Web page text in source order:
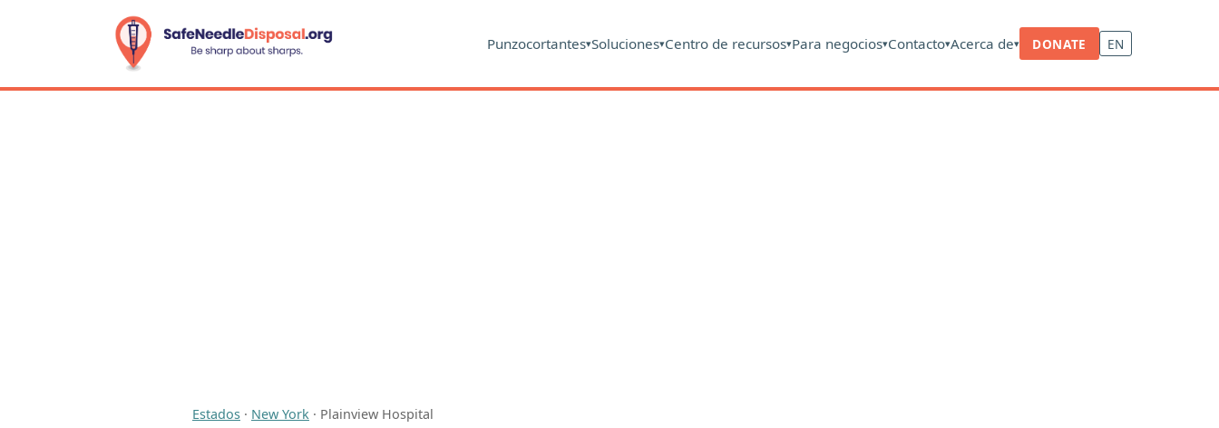
Punzocortantes▾Soluciones▾Centro de recursos▾Para negocios▾Contacto▾Acerca de▾ DONATE EN
Estados · New York · Plainview Hospital